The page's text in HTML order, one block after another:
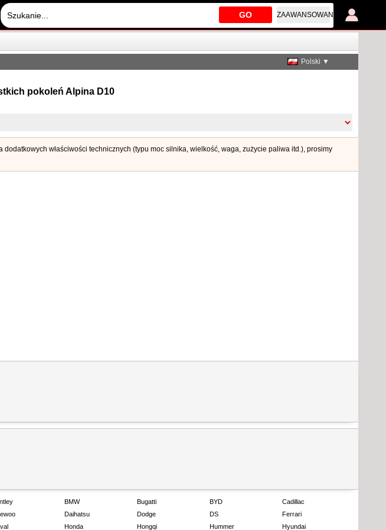
GO ZAAWANSOWANE
Polski ▼
pokoleń Alpina D10
właściwości technicznych (typu moc silnika, wielkość, waga, zużycie paliwa itd.), prosimy
BMW Bugatti BYD
Cadillac
Daihatsu Dodge DS
Ferrari
Honda Hongqi Hummer Hyundai